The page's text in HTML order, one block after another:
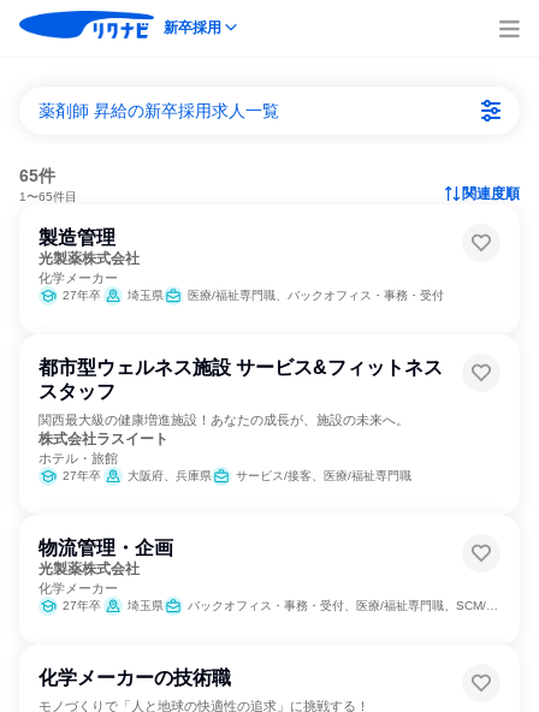
新卒採用
薬剤師 昇給の新卒採用求人一覧
65件
1〜65件目 関連度順
製造管理
光製薬株式会社
化学メーカー
27年卒 埼玉県 医療/福祉専門職、バックオフィス・事務・受付
都市型ウェルネス施設 サービス&フィットネス
スタッフ
関西最大級の健康増進施設！あなたの成長が、施設の未来へ。
株式会社ラスイート
ホテル・旅館
27年卒 大阪府、兵庫県 サービス/接客、医療/福祉専門職
物流管理・企画
光製薬株式会社
化学メーカー
27年卒 埼玉県 バックオフィス・事務・受付、医療/福祉専門職、SCM/生産管理/購買/物流
化学メーカーの技術職
モノづくりで「人と地球の快適性の追求」に挑戦する！